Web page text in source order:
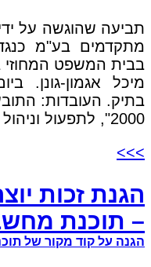
תביעה שהוגשה על
מתקדמים בע"מ
בבית המשפט
בתיק. העובדות:
2000", לתפעול וניהול
>>>
הגנת זכות
– תוכנת
הגנה על קוד מקור של